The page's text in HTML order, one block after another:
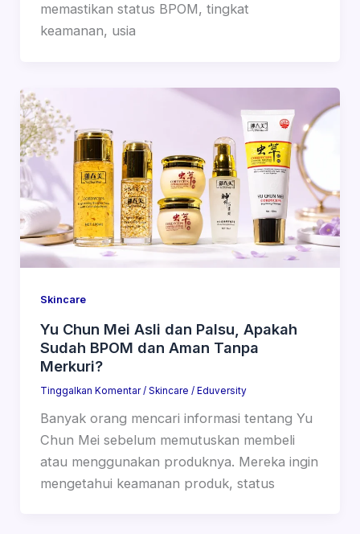
memastikan status BPOM, tingkat
keamanan, usia
Skincare
Yu Chun Mei Asli dan Palsu, Apakah
Sudah BPOM dan Aman Tanpa
Merkuri?
Tinggalkan Komentar / Skincare / Eduversity
Banyak orang mencari informasi tentang Yu
Chun Mei sebelum memutuskan membeli
atau menggunakan produknya. Mereka ingin
mengetahui keamanan produk, status